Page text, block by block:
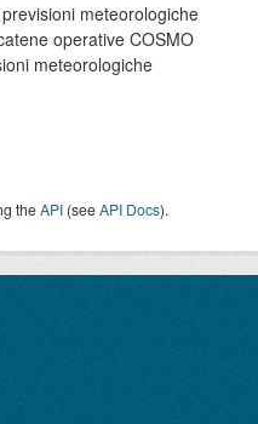
meteorologiche
operative COSMO
meteorologiche
theAPI (seeAPI Docs).